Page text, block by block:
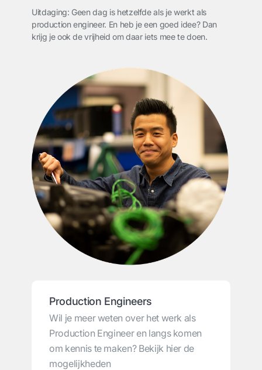
Uitdaging: Geen dag is hetzelfde als je werkt als
production engineer. En heb je een goed idee? Dan
krijg je ook de vrijheid om daar iets mee te doen.
Production Engineers
Wil je meer weten over het werk als
Production Engineer en langs komen
om kennis te maken? Bekijk hier de
mogelijkheden